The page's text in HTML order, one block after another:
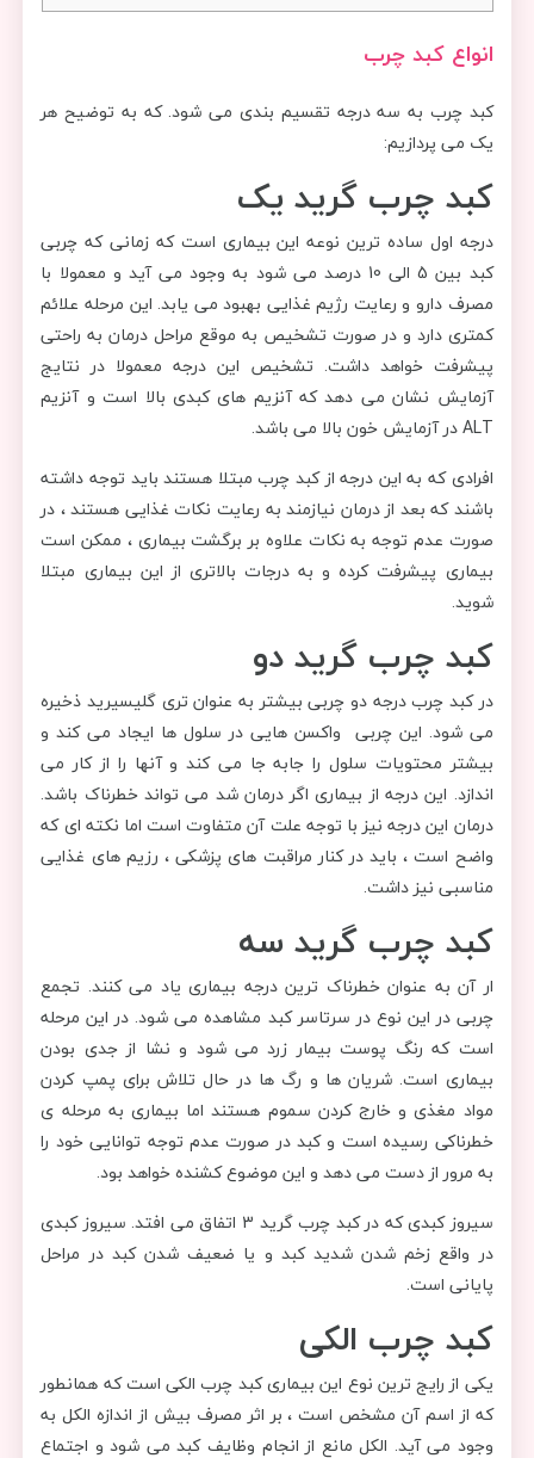
انواع کبد چرب
کبد چرب به سه درجه تقسیم بندی می شود. که به توضیح هر
یک می پردازیم:
کبد چرب گرید یک
درجه اول ساده ترین نوعه این بیماری است که زمانی که چربی
کبد بین 5 الی 10 درصد می شود به وجود می آید و معمولا با
مصرف دارو و رعایت رژیم غذایی بهبود می یابد. این مرحله علائم
کمتری دارد و در صورت تشخیص به موقع مراحل درمان به راحتی
پیشرفت خواهد داشت. تشخیص این درجه معمولا در نتایج
آزمایش نشان می دهد که آنزیم های کبدی بالا است و آنزیم
ALT در آزمایش خون بالا می باشد.
افرادی که به این درجه از کبد چرب مبتلا هستند باید توجه داشته
باشند که بعد از درمان نیازمند به رعایت نکات غذایی هستند ، در
صورت عدم توجه به نکات علاوه بر برگشت بیماری ، ممکن است
بیماری پیشرفت کرده و به درجات بالاتری از این بیماری مبتلا
شوید.
کبد چرب گرید دو
در کبد چرب درجه دو چربی بیشتر به عنوان تری گلیسیرید ذخیره
می شود. این چربی واکسن هایی در سلول ها ایجاد می کند و
بیشتر محتویات سلول را جابه جا می کند و آنها را از کار می
اندازد. این درجه از بیماری اگر درمان شد می تواند خطرناک باشد.
درمان این درجه نیز با توجه علت آن متفاوت است اما نکته ای که
واضح است ، باید در کنار مراقبت های پزشکی ، رزیم های غذایی
مناسبی نیز داشت.
کبد چرب گرید سه
ار آن به عنوان خطرناک ترین درجه بیماری یاد می کنند. تجمع
چربی در این نوع در سرتاسر کبد مشاهده می شود. در این مرحله
است که رنگ پوست بیمار زرد می شود و نشا از جدی بودن
بیماری است. شریان ها و رگ ها در حال تلاش برای پمپ کردن
مواد مغذی و خارج کردن سموم هستند اما بیماری به مرحله ی
خطرناکی رسیده است و کبد در صورت عدم توجه توانایی خود را
به مرور از دست می دهد و این موضوع کشنده خواهد بود.
سیروز کبدی که در کبد چرب گرید 3 اتفاق می افتد. سیروز کبدی
در واقع زخم شدن شدید کبد و یا ضعیف شدن کبد در مراحل
پایانی است.
کبد چرب الکی
یکی از رایج ترین نوع این بیماری کبد چرب الکی است که همانطور
که از اسم آن مشخص است ، بر اثر مصرف بیش از اندازه الکل به
وجود می آید. الکل مانع از انجام وظایف کبد می شود و اجتماع